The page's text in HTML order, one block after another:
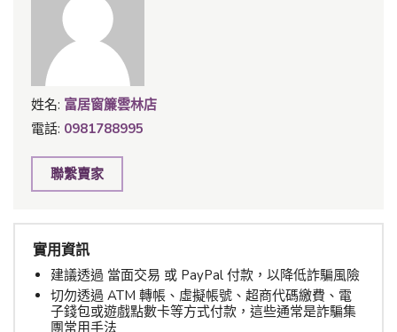
姓名: 富居窗簾雲林店
電話: 0981788995
聯繫賣家
實用資訊
建議透過 當面交易 或 PayPal 付款，以降低詐騙風險
切勿透過 ATM 轉帳、虛擬帳號、超商代碼繳費、電
子錢包或遊戲點數卡等方式付款，這些通常是詐騙集
團常用手法